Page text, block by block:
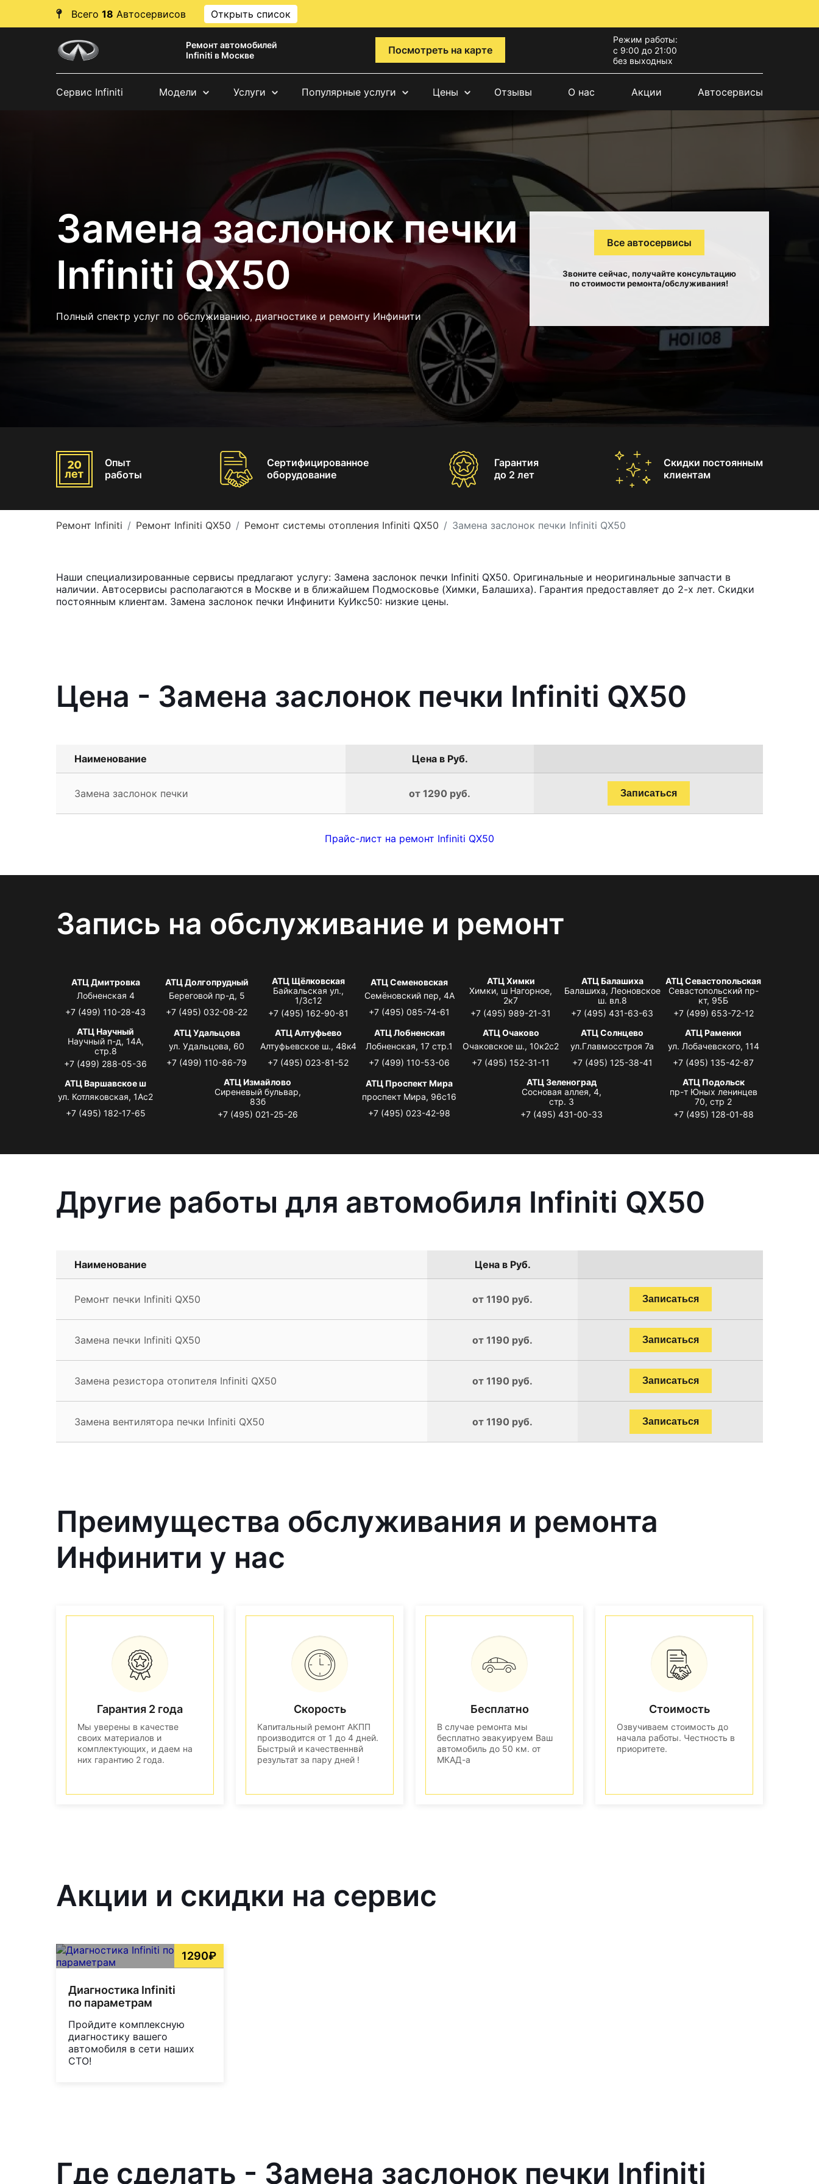
Всего 18 Автосервисов Открыть список
Ремонт автомобилей
Infiniti в Москве
Посмотреть на карте
Режим работы:
с 9:00 до 21:00
без выходных
Сервис Infiniti Модели Услуги Популярные услуги Цены Отзывы О нас Акции Автосервисы
Замена заслонок печки
Infiniti QX50
Полный спектр услуг по обслуживанию, диагностике и ремонту Инфинити
Все автосервисы
Звоните сейчас, получайте консультацию
по стоимости ремонта/обслуживания!
Опыт
работы
Сертифицированное
оборудование
Гарантия
до 2 лет
Скидки постоянным
клиентам
Ремонт Infiniti Ремонт Infiniti QX50 Ремонт системы отопления Infiniti QX50 Замена заслонок печки Infiniti QX50
Наши специализированные сервисы предлагают услугу: Замена заслонок печки Infiniti QX50. Оригинальные и неоригинальные запчасти в
наличии. Автосервисы располагаются в Москве и в ближайшем Подмосковье (Химки, Балашиха). Гарантия предоставляет до 2-х лет. Скидки
постоянным клиентам. Замена заслонок печки Инфинити КуИкс50: низкие цены.
Цена - Замена заслонок печки Infiniti QX50
Наименование Цена в Руб.
Замена заслонок печки от 1290 руб. Записаться
Прайс-лист на ремонт Infiniti QX50
Запись на обслуживание и ремонт
АТЦ Дмитровка
Лобненская 4
+7 (499) 110-28-43
АТЦ Долгопрудный
Береговой пр-д, 5
+7 (495) 032-08-22
АТЦ Щёлковская
Байкальская ул.,
1/3с12
+7 (495) 162-90-81
АТЦ Семеновская
Семёновский пер, 4А
+7 (495) 085-74-61
АТЦ Химки
Химки, ш Нагорное,
2к7
+7 (495) 989-21-31
АТЦ Балашиха
Балашиха, Леоновское
ш. вл.8
+7 (495) 431-63-63
АТЦ Севастопольская
Севастопольский пр-
кт, 95Б
+7 (499) 653-72-12
АТЦ Научный
Научный п-д, 14А,
стр.8
+7 (499) 288-05-36
АТЦ Удальцова
ул. Удальцова, 60
+7 (499) 110-86-79
АТЦ Алтуфьево
Алтуфьевское ш., 48к4
+7 (495) 023-81-52
АТЦ Лобненская
Лобненская, 17 стр.1
+7 (499) 110-53-06
АТЦ Очаково
Очаковское ш., 10к2с2
+7 (495) 152-31-11
АТЦ Солнцево
ул.Главмосстроя 7а
+7 (495) 125-38-41
АТЦ Раменки
ул. Лобачевского, 114
+7 (495) 135-42-87
АТЦ Варшавское ш
ул. Котляковская, 1Ас2
+7 (495) 182-17-65
АТЦ Измайлово
Сиреневый бульвар,
83б
+7 (495) 021-25-26
АТЦ Проспект Мира
проспект Мира, 96с16
+7 (495) 023-42-98
АТЦ Зеленоград
Сосновая аллея, 4,
стр. 3
+7 (495) 431-00-33
АТЦ Подольск
пр-т Юных ленинцев
70, стр 2
+7 (495) 128-01-88
Другие работы для автомобиля Infiniti QX50
Наименование Цена в Руб.
Ремонт печки Infiniti QX50 от 1190 руб. Записаться
Замена печки Infiniti QX50 от 1190 руб. Записаться
Замена резистора отопителя Infiniti QX50 от 1190 руб. Записаться
Замена вентилятора печки Infiniti QX50 от 1190 руб. Записаться
Преимущества обслуживания и ремонта
Инфинити у нас
Гарантия 2 года
Мы уверены в качестве
своих материалов и
комплектующих, и даем на
них гарантию 2 года.
Скорость
Капитальный ремонт АКПП
производится от 1 до 4 дней.
Быстрый и качественнвй
результат за пару дней !
Бесплатно
В случае ремонта мы
бесплатно эвакуируем Ваш
автомобиль до 50 км. от
МКАД-а
Стоимость
Озвучиваем стоимость до
начала работы. Честность в
приоритете.
Акции и скидки на сервис
1290₽
Диагностика Infiniti
по параметрам
Пройдите комплексную
диагностику вашего
автомобиля в сети наших
СТО!
Где сделать - Замена заслонок печки Infiniti